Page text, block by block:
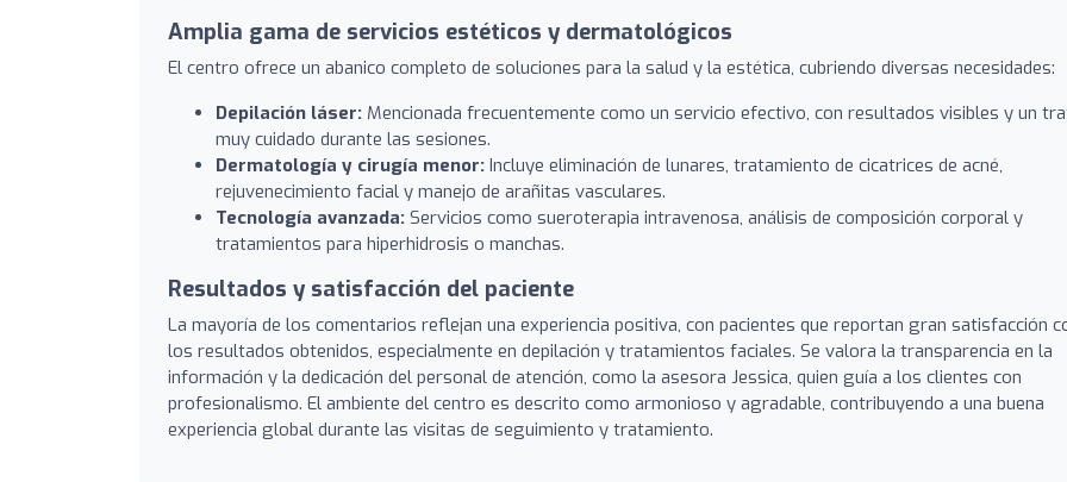
Amplia gama de servicios estéticos y dermatológicos
El centro ofrece un abanico completo de soluciones para la salud y la estética, cubriendo diversas necesidades:
Depilación láser: Mencionada frecuentemente como un servicio efectivo, con resultados visibles y un
muy cuidado durante las sesiones.
Dermatología y cirugía menor: Incluye eliminación de lunares, tratamiento de cicatrices de acné,
rejuvenecimiento facial y manejo de arañitas vasculares.
Tecnología avanzada: Servicios como sueroterapia intravenosa, análisis de composición corporal y
tratamientos para hiperhidrosis o manchas.
Resultados y satisfacción del paciente
La mayoría de los comentarios reflejan una experiencia positiva, con pacientes que reportan gran satisfacción
los resultados obtenidos, especialmente en depilación y tratamientos faciales. Se valora la transparencia en la
información y la dedicación del personal de atención, como la asesora Jessica, quien guía a los clientes con
profesionalismo. El ambiente del centro es descrito como armonioso y agradable, contribuyendo a una buena
experiencia global durante las visitas de seguimiento y tratamiento.